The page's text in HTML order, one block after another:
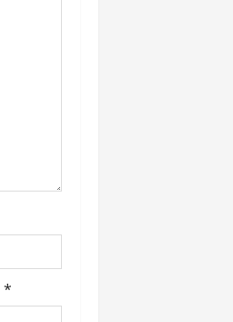
*